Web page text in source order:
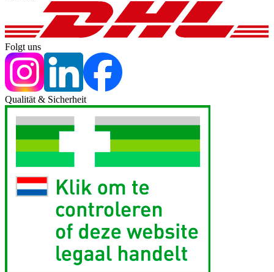
Folgt uns
Qualität & Sicherheit